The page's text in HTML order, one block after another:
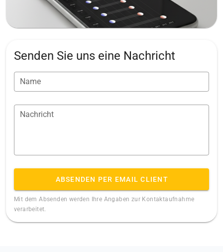
Senden Sie uns eine Nachricht
Name
Nachricht
ABSENDEN PER EMAIL CLIENT
Mit dem Absenden werden Ihre Angaben zur Kontaktaufnahme
verarbeitet.